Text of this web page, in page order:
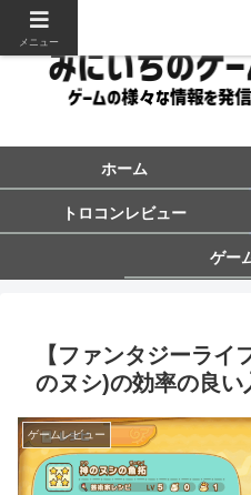
ホーム
トロコンレビュー
ゲー
【ファンタジーラ
のヌシ)の効率の良い
ゲームレビュー
メニュー